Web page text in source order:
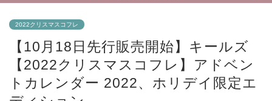
2022クリスマスコフレ
【10月18日先行販売開始】キールズ
【2022クリスマスコフレ】アドベン
トカレンダー 2022、ホリデイ限定エ